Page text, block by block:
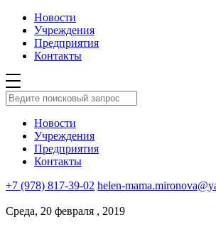
Новости
Учреждения
Предприятия
Контакты
Новости
Учреждения
Предприятия
Контакты
+7 (978) 817-39-02 helen-
Среда, 20 февраля , 2019